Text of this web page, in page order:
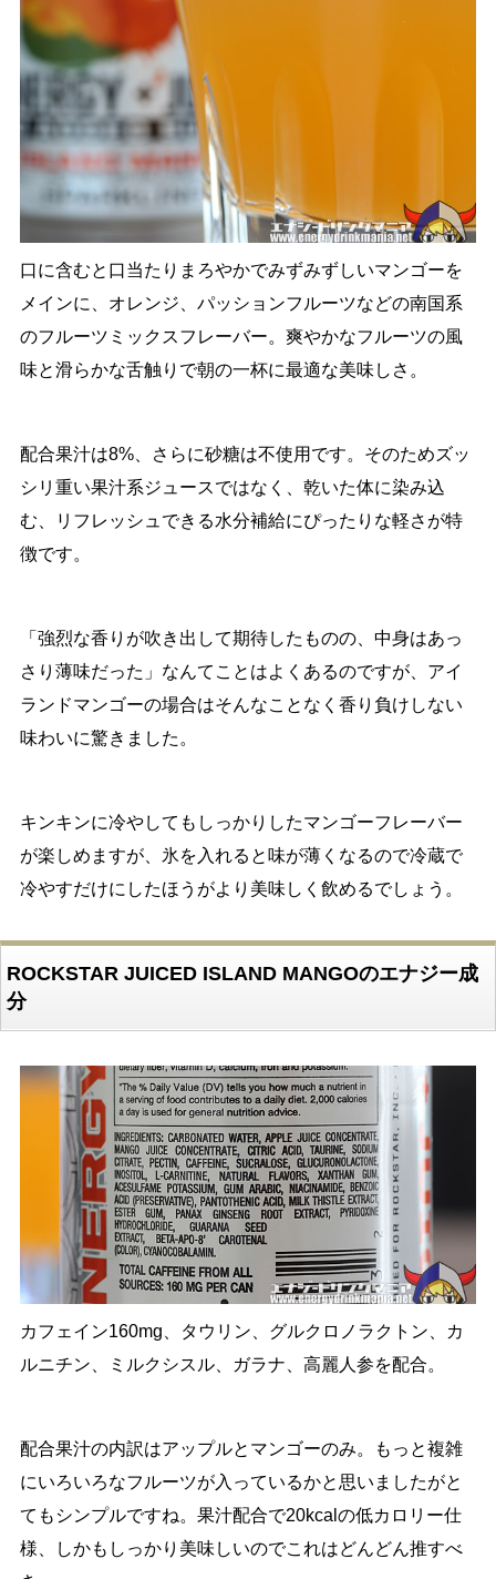
口に含むと口当たりまろやかでみずみずしいマンゴーを
メインに、オレンジ、パッションフルーツなどの南国系
のフルーツミックスフレーバー。爽やかなフルーツの風
味と滑らかな舌触りで朝の一杯に最適な美味しさ。
配合果汁は8%、さらに砂糖は不使用です。そのためズッ
シリ重い果汁系ジュースではなく、乾いた体に染み込
む、リフレッシュできる水分補給にぴったりな軽さが特
徴です。
「強烈な香りが吹き出して期待したものの、中身はあっ
さり薄味だった」なんてことはよくあるのですが、アイ
ランドマンゴーの場合はそんなことなく香り負けしない
味わいに驚きました。
キンキンに冷やしてもしっかりしたマンゴーフレーバー
が楽しめますが、氷を入れると味が薄くなるので冷蔵で
冷やすだけにしたほうがより美味しく飲めるでしょう。
ROCKSTAR JUICED ISLAND MANGOのエナジー成
分
カフェイン160mg、タウリン、グルクロノラクトン、カ
ルニチン、ミルクシスル、ガラナ、高麗人参を配合。
配合果汁の内訳はアップルとマンゴーのみ。もっと複雑
にいろいろなフルーツが入っているかと思いましたがと
てもシンプルですね。果汁配合で20kcalの低カロリー仕
様、しかもしっかり美味しいのでこれはどんどん推すべ